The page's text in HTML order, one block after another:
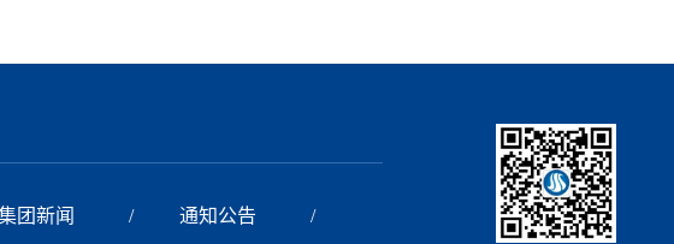
团新闻 通知公告